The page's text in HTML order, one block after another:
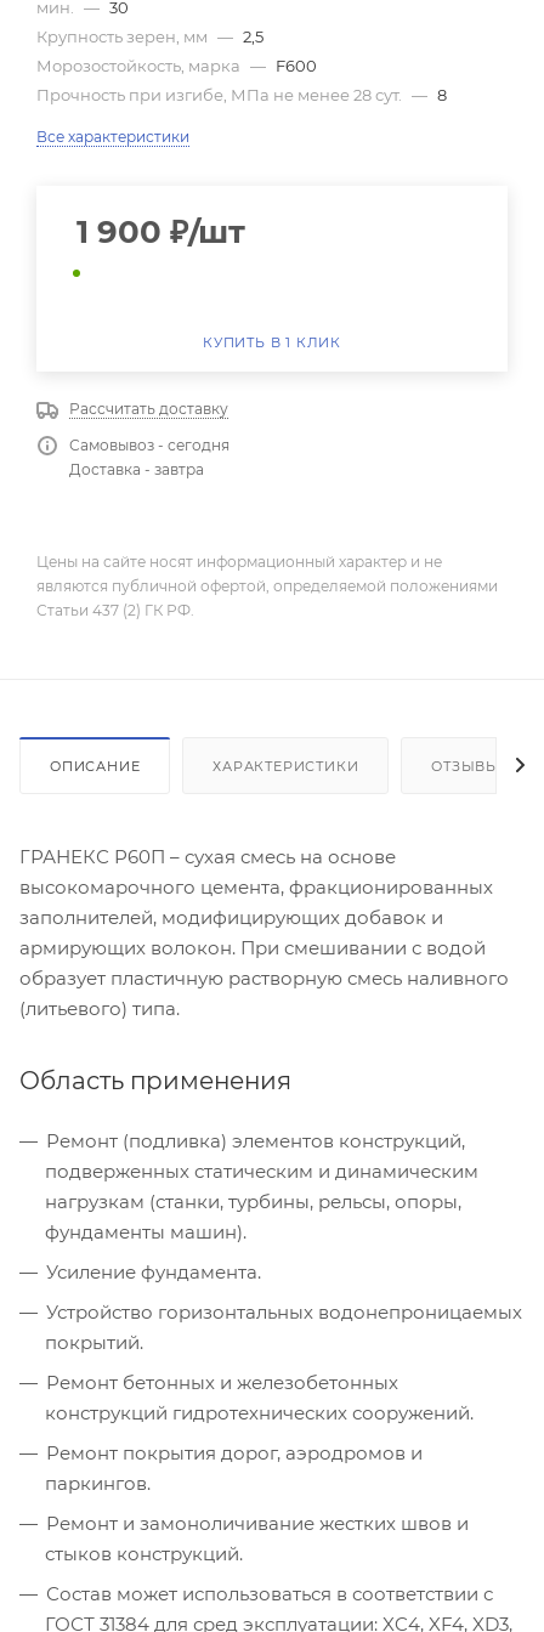
мин. — 30
Крупность зерен, мм — 2,5
Морозостойкость, марка — F600
Прочность при изгибе, МПа не менее 28 сут.
— 8
Все характеристики
1 900 ₽/шт
КУПИТЬ В 1 КЛИК
Рассчитать доставку
Самовывоз - сегодня
Доставка - завтра
Цены на сайте носят информационный характер и не
являются публичной офертой, определяемой положениями
Статьи 437 (2) ГК РФ.
ОПИСАНИЕ ХАРАКТЕРИСТИКИ ОТЗЫВЫ
ГРАНЕКС Р60П – сухая смесь на основе
высокомарочного цемента, фракционированных
заполнителей, модифицирующих добавок и
армирующих волокон. При смешивании с водой
образует пластичную растворную смесь наливного
(литьевого) типа.
Область применения
Ремонт (подливка) элементов конструкций,
подверженных статическим и динамическим
нагрузкам (станки, турбины, рельсы, опоры,
фундаменты машин).
Усиление фундамента.
Устройство горизонтальных водонепроницаемых
покрытий.
Ремонт бетонных и железобетонных
конструкций гидротехнических сооружений.
Ремонт покрытия дорог, аэродромов и
паркингов.
Ремонт и замоноличивание жестких швов и
стыков конструкций.
Состав может использоваться в соответствии с
ГОСТ 31384 для сред эксплуатации: XC4, XF4, XD3,